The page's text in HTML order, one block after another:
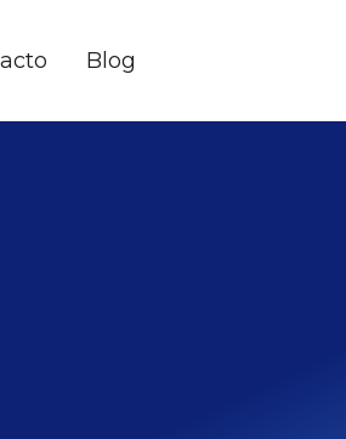
Blog